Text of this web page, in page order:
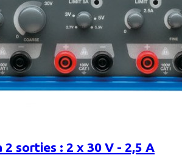
sorties : 2 x 30 V - 2,5 A